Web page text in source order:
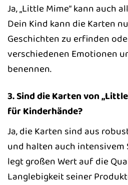
Ja, „Little Mime“ kann auch
Dein Kind kann die Karten
Geschichten zu erfinden
verschiedenen Emotionen
benennen.
3. Sind die Karten von
für Kinderhände?
Ja, die Karten sind aus
und halten auch intensivem
legt großen Wert auf die
Langlebigkeit seiner